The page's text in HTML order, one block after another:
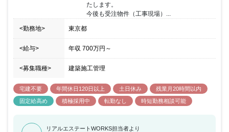
たします。
今後も受注物件（工事現場）...
<勤務地> 東京都
<給与> 年収 700万円 ～
<募集職種> 建築施工管理
宅建不要 年間休日120日以上 土日休み
残業月20時間以内
固定給高め
積極採用中 転勤なし 時短勤務相談可能
リアルエステートWORKS担当者より